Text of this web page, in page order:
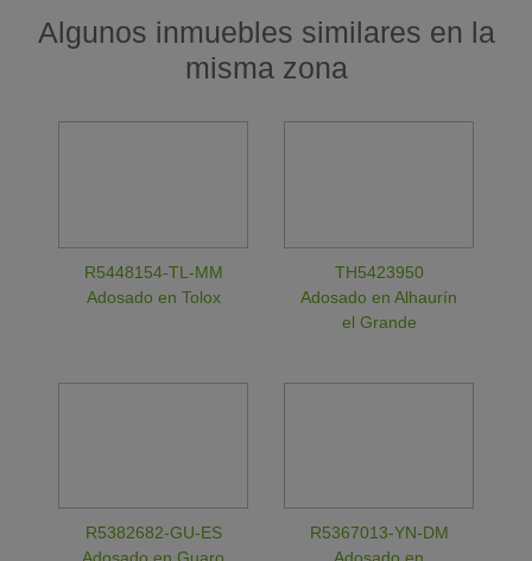
Algunos inmuebles similares en la
misma zona
R5448154-TL-MM
Adosado en Tolox
TH5423950
Adosado en Alhaurín
el Grande
R5382682-GU-ES
R5367013-YN-DM